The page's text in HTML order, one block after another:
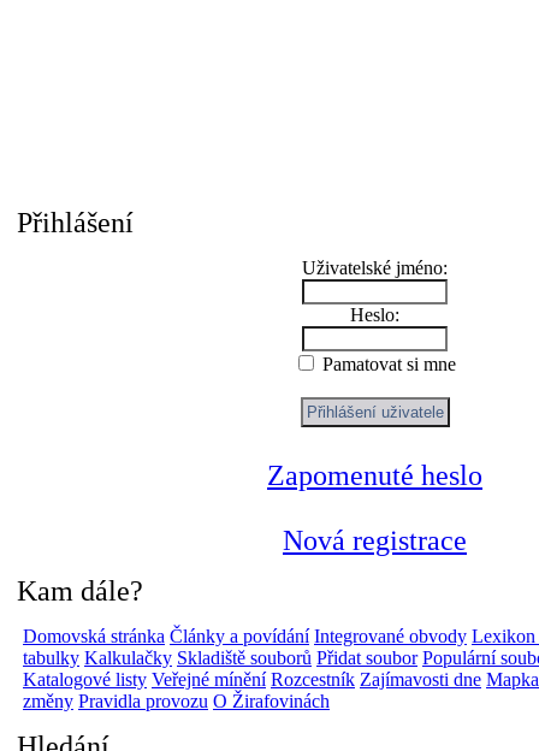
Přihlášení
Uživatelské jméno:
Heslo:
Pamatovat si mne
Zapomenuté heslo
Nová registrace
Kam dále?
Domovská stránka Články a povídání Integrované obvody Lexikon
tabulky Kalkulačky Skladiště souborů Přidat soubor Populární
Katalogové listy Veřejné mínění Rozcestník Zajímavosti dne
změny Pravidla provozu O Žirafovinách